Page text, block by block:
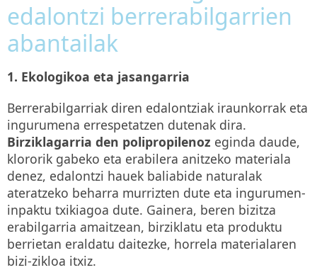
edalontzi berrerabilgarrien
abantailak
1. Ekologikoa eta jasangarria
Berrerabilgarriak diren edalontziak iraunkorrak eta
ingurumena errespetatzen dutenak dira.
Birziklagarria den polipropilenoz eginda daude,
klororik gabeko eta erabilera anitzeko materiala
denez, edalontzi hauek baliabide naturalak
ateratzeko beharra murrizten dute eta ingurumen-
inpaktu txikiagoa dute. Gainera, beren bizitza
erabilgarria amaitzean, birziklatu eta produktu
berrietan eraldatu daitezke, horrela materialaren
bizi-zikloa itxiz.